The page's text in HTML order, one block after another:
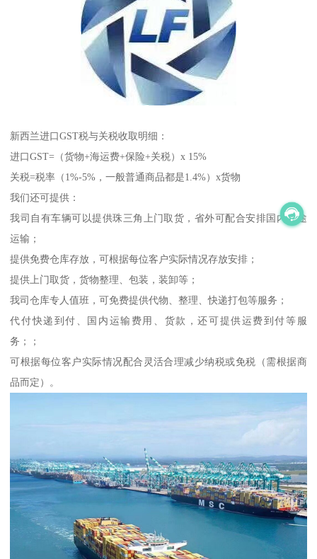
新西兰进口GST税与关税收取明细：
进口GST=（货物+海运费+保险+关税）x 15%
关税=税率（1%-5%，一般普通商品都是1.4%）x货物
我们还可提供：
我司自有车辆可以提供珠三角上门取货，省外可配合安排国内长途
运输；
提供免费仓库存放，可根据每位客户实际情况存放安排；
提供上门取货，货物整理、包装，装卸等；
我司仓库专人值班，可免费提供代物、整理、快递打包等服务；
代付快递到付、国内运输费用、货款，还可提供运费到付等服
务；；
可根据每位客户实际情况配合灵活合理减少纳税或免税（需根据商
品而定）。